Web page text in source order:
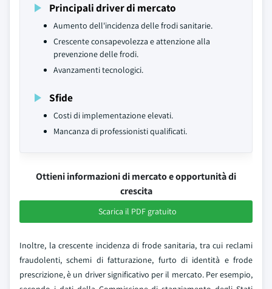
Principali driver di mercato
Aumento dell'incidenza delle frodi sanitarie.
Crescente consapevolezza e attenzione alla
prevenzione delle frodi.
Avanzamenti tecnologici.
Sfide
Costi di implementazione elevati.
Mancanza di professionisti qualificati.
Ottieni informazioni di mercato e opportunità di
crescita
Scarica il PDF gratuito
Inoltre, la crescente incidenza di frode sanitaria, tra cui reclami
fraudolenti, schemi di fatturazione, furto di identità e frode
prescrizione, è un driver significativo per il mercato. Per esempio,